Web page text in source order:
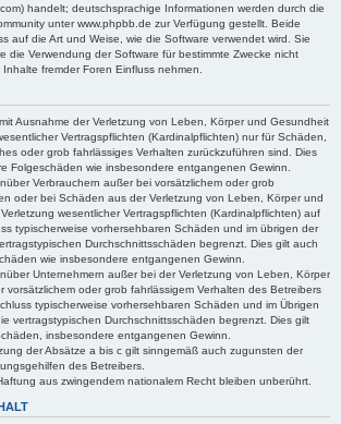
handelt; deutschsprachige Informationen werden durch die
unter www.phpbb.de zur Verfügung gestellt. Beide
auf die Art und Weise, wie die Software verwendet wird. Sie
die Verwendung der Software für bestimmte Zwecke nicht
fremder Foren Einfluss nehmen.
Ausnahme der Verletzung von Leben, Körper und Gesundheit
Vertragspflichten (Kardinalpflichten) nur für Schäden,
oder grob fahrlässiges Verhalten zurückzuführen sind. Dies
Folgeschäden wie insbesondere entgangenen Gewinn.
Verbrauchern außer bei vorsätzlichem oder grob
oder bei Schäden aus der Verletzung von Leben, Körper und
wesentlicher Vertragspflichten (Kardinalpflichten) auf
typischerweise vorhersehbaren Schäden und im übrigen der
Durchschnittsschäden begrenzt. Dies gilt auch
wie insbesondere entgangenen Gewinn.
Unternehmern außer bei der Verletzung von Leben, Körper
vorsätzlichem oder grob fahrlässigem Verhalten des Betreibers
typischerweise vorhersehbaren Schäden und im Übrigen
vertragstypischen Durchschnittsschäden begrenzt. Dies gilt
insbesondere entgangenen Gewinn.
der Absätze a bis c gilt sinngemäß auch zugunsten der
des Betreibers.
aus zwingendem nationalem Recht bleiben unberührt.